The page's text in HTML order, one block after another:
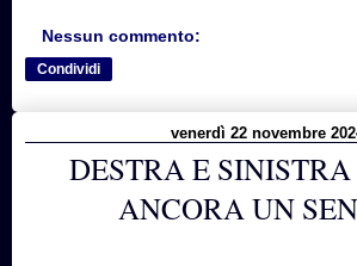
Nessun commento:
Condividi
venerdì 22 novembre
DESTRA E
ANCORA UN